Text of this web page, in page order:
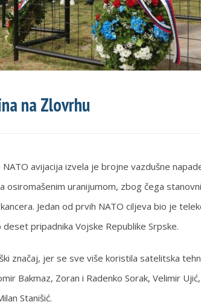
na Zlovrhu
avijacija izvela je brojne vazdušne
osiromašenim uranijumom, zbog čega
Jedan od prvih NATO ciljeva bio je
pripadnika Vojske Republike Srpske.
značaj, jer se sve više koristila satelitska
Bakmaz, Zoran i Radenko Sorak, Velimir Ujić,
Stanišić.